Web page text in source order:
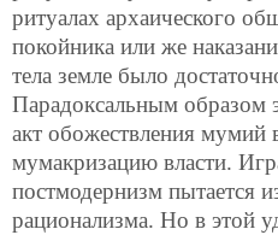
ритуалах архаического
покойника или же
тела земле было
Парадоксальным образом
акт обожествления
мумакризацию власти.
постмодернизм пытается
рационализма. Но в этой